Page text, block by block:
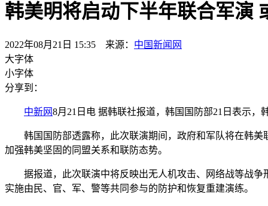
韩美明将启动下半年联合军演
2022年08月21日 15:35 来源： 中国新闻网
大字体
小字体
分享到：
中新网8月21日电 据韩联社报道，韩国国防部21日表示，
韩国国防部透露称，此次联演期间，政府和军队将在韩美
加强韩美坚固的同盟关系和联防态势。
据报道，此次联演中将反映出无人机攻击、网络战等战争
实施由民、官、军、警等共同参与的防护和恢复重建演练。